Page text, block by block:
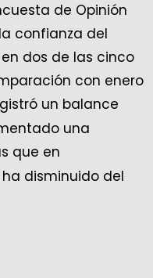
de Opinión
confianza del
dos de las cinco
con enero
un balance
una
que en
disminuido del